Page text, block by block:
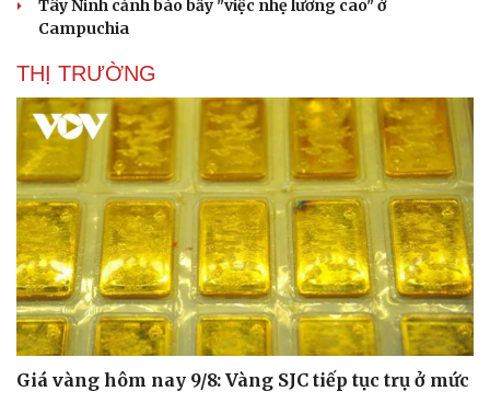
Du lịch
Podcast
Tây Ninh cảnh báo bẫy "việc nhẹ lương cao" ở
Campuchia
THỊ TRƯỜNG
Giá vàng hôm nay 9/8: Vàng SJC tiếp tục trụ ở mức